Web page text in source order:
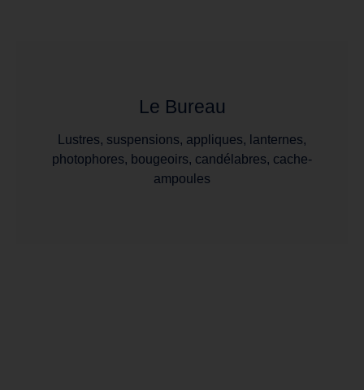
Le Bureau
Lustres, suspensions, appliques, lanternes,
photophores, bougeoirs, candélabres, cache-
ampoules